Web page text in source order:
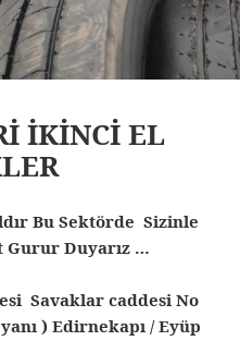
İKİNCİ EL
Bu Sektörde Sizinle
Gurur Duyarız …
Savaklar caddesi No
) Edirnekapı / Eyüp